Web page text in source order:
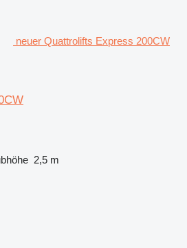
neuer Quattrolifts Express 200CW
2,5 m